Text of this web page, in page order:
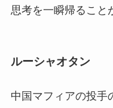
思考を一瞬帰ること
ルーシャオタン
中国マフィアの投手